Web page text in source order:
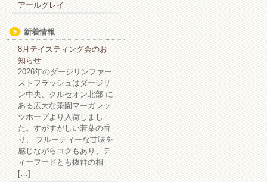
アールグレイ
新着情報
8月テイスティング会のお
知らせ
2026年のダージリンファー
ストフラッシュはダージリ
ン中央、クルセオン北部 に
ある広大な茶園マーガレッ
ツホープより入荷しまし
た。すがすがしい若葉の香
り、 フルーティーな甘味を
感じながらコクもあり、テ
ィーフードとも抜群の相
[…]